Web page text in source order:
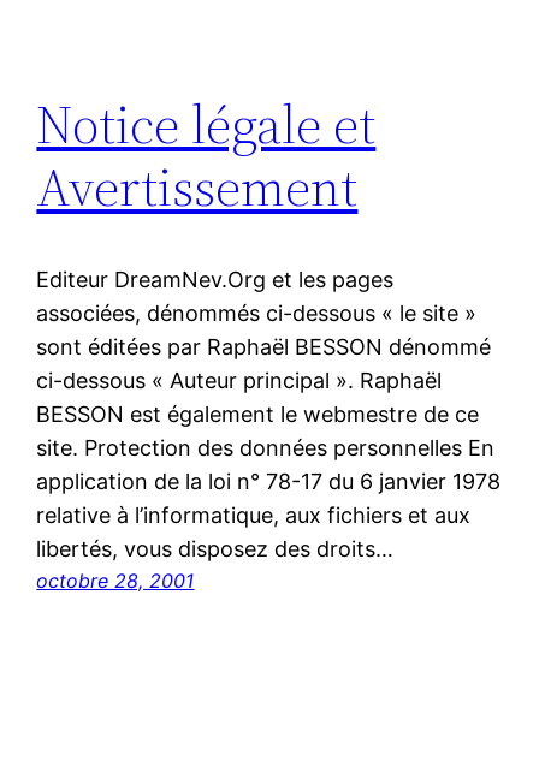
Notice légale et
Avertissement
Editeur DreamNev.Org et les pages
associées, dénommés ci-dessous « le site »
sont éditées par Raphaël BESSON dénommé
ci-dessous « Auteur principal ». Raphaël
BESSON est également le webmestre de ce
site. Protection des données personnelles En
application de la loi n° 78-17 du 6 janvier 1978
relative à l’informatique, aux fichiers et aux
libertés, vous disposez des droits…
octobre 28, 2001